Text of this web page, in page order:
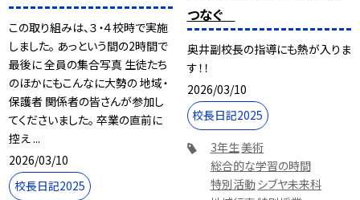
この取り組みは、３・４校時で実施
しました。 あっという間の2時間で
最後に 全員の集合写真 生徒たち
のほかにもこんなに大勢の 地域・
保護者 関係者の皆さんが参加し
てくださいました。 卒業の直前に
控え ...
2026/03/10
校長日記2025
つなぐ
奥井副校長の指導にも熱が入りま
す！！
2026/03/10
校長日記2025
3年生美術
総合的な学習の時間
特別活動シブヤ未来科